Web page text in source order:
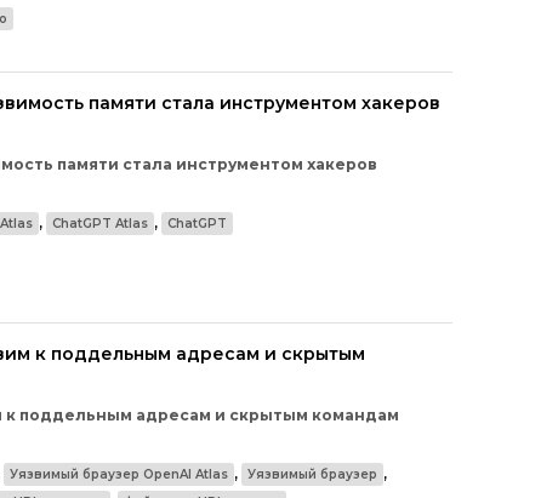
первым официальным подтверждением
года.
памяти стала инструментом хакеров
памяти стала инструментом хакеров
выявили серьёзную брешь в работе веб-
Уязвимость позволяет хакерам незаметно
, ChatGPT Atlas , ChatGPT
к поддельным адресам и скрытым
к поддельным адресам и скрытым командам
через специально сформированные адреса URL.
Уязвимый браузер OpenAI Atlas , Уязвимый браузер ,